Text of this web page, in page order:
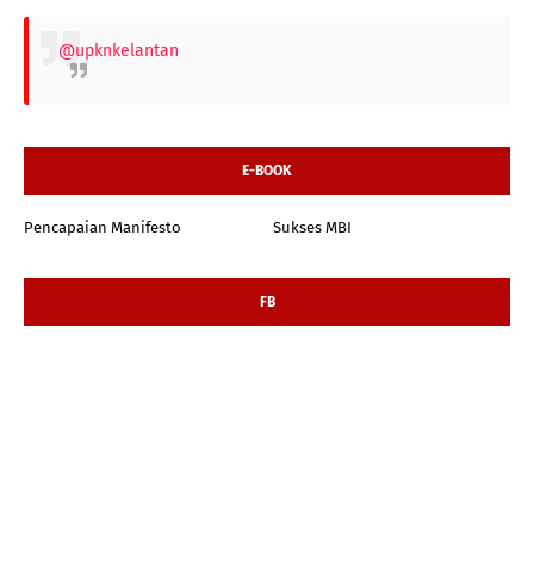
@upknkelantan
E-BOOK
Pencapaian Manifesto Sukses MBI
FB